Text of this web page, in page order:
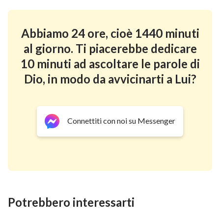
compassionevole al cospetto di Dio, e pregarLo con il
tentare di imporGli i nostri desideri o esigere che Egli
agisca secondo il nostro volere. Dovremmo soltanto
chiederGli che realizzi le cose in base alla Sua volontà.
Solo così Dio darà ascolto alle nostre preghiere e ci
2. Prega Dio con sincerità e onestà
Abbiamo 24 ore, cioè 1440 minuti
al giorno. Ti piacerebbe dedicare
10 minuti ad ascoltare le parole di
Dio, in modo da avvicinarti a Lui?
Connettiti con noi su Messenger
Potrebbero interessarti